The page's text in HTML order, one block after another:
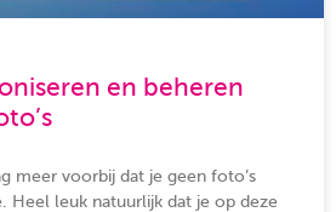
en beheren
meer voorbij dat je geen foto’s
Heel leuk natuurlijk dat je op deze